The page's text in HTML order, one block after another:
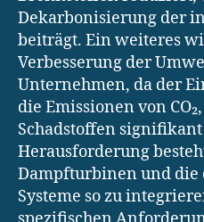
Dekarbonisierung der
beiträgt. Ein weiteres
Verbesserung der
Unternehmen, da der
die Emissionen von
Schadstoffen
Herausforderung
Dampfturbinen und
Systeme so zu